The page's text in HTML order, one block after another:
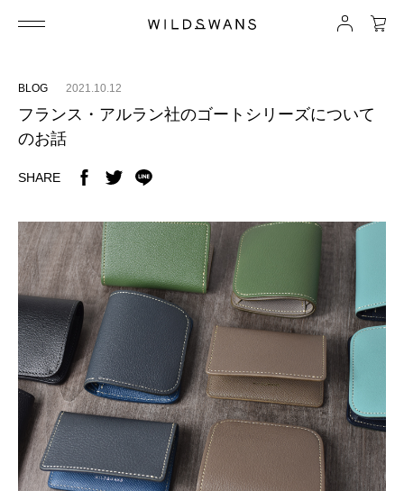
BLOG 2021.10.12
フランス・アルラン社のゴートシリーズについて
のお話
SHARE